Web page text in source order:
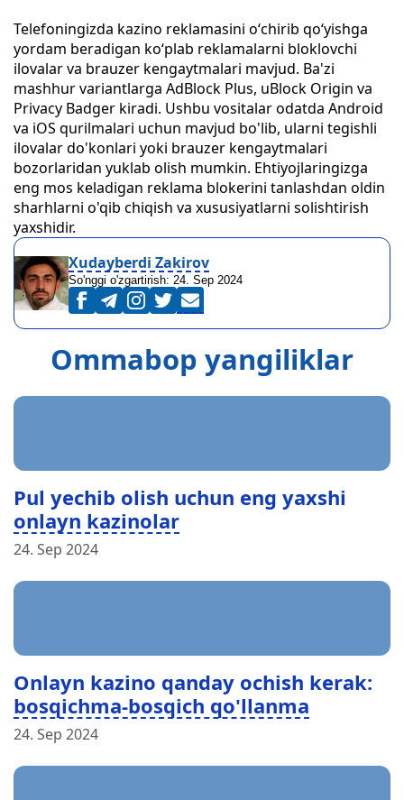
Telefoningizda kazino reklamasini oʻchirib qoʻyishga
yordam beradigan koʻplab reklamalarni bloklovchi
ilovalar va brauzer kengaytmalari mavjud. Ba'zi
mashhur variantlarga AdBlock Plus, uBlock Origin va
Privacy Badger kiradi. Ushbu vositalar odatda Android
va iOS qurilmalari uchun mavjud bo'lib, ularni tegishli
ilovalar do'konlari yoki brauzer kengaytmalari
bozorlaridan yuklab olish mumkin. Ehtiyojlaringizga
eng mos keladigan reklama blokerini tanlashdan oldin
sharhlarni o'qib chiqish va xususiyatlarni solishtirish
yaxshidir.
Xudayberdi Zakirov
So'nggi o'zgartirish: 24. Sep 2024
Ommabop yangiliklar
Pul yechib olish uchun eng yaxshi
onlayn kazinolar
24. Sep 2024
Onlayn kazino qanday ochish kerak:
bosqichma-bosqich qo'llanma
24. Sep 2024